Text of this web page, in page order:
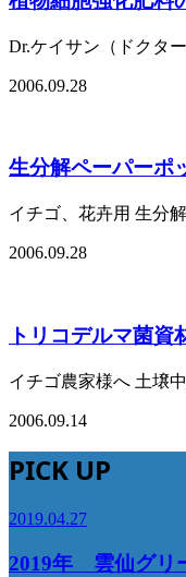
Dr.ケイサン（ドクタ
2006.09.28
生分解ペーパーポ
イチゴ、花卉用 生分
2006.09.28
トリコデルマ菌
イチゴ農家様へ 土壌
2006.09.14
PICK UP
2019.04.27
2019年 雲仙グリ